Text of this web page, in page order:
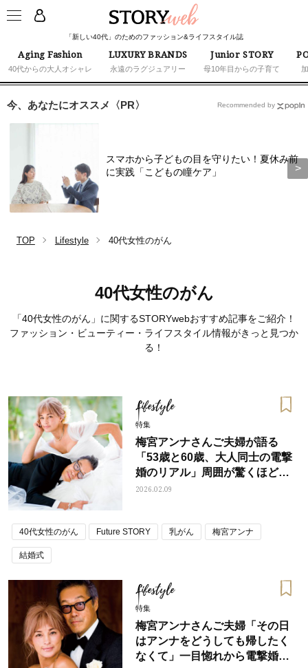
「新しい40代」のためのファッション&ライフスタイル誌
Aging Fashion
40代からの大人オシャレ
LUXURY BRANDS
永遠のラグジュアリー
Junior STORY
母10年目からの子育て
ママとパパに贈る「ジェンダーレ
ス学」
人気の40代髪型・ヘア
今、あなたにオススメ〈PR〉
スマホから子どもの目を守りたい！夏休み前
に実践「こどもの瞳ケア」
Recommended by
TOP Lifestyle 40代女性のがん
40代女性のがん
「40代女性のがん」に関するSTORYwebおすすめ記事をご紹介！
ファッション・ビューティー・ライフスタイル情報がきっと見つか
る！
Lifestyle
特集
梅宮アンナさんご夫婦が語る
「53歳と60歳、大人同士の電撃
婚のリアル」周囲が驚くほど本
音でぶつかることも
2026.02.09
40代女性のがん Future STORY 乳がん 梅宮アンナ
結婚式
Lifestyle
特集
梅宮アンナさんご夫婦「その日
はアンナをどうしても帰したく
なくて」一目惚れから電撃婚ま